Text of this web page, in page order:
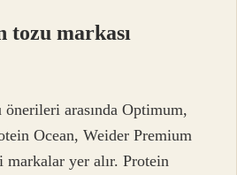
markası
arasında Optimum,
Ocean, Weider Premium
yer alır. Protein